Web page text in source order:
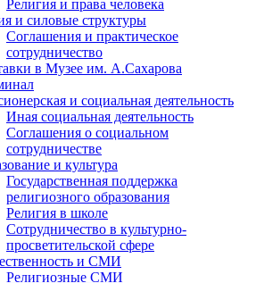
Религия и права человека
и силовые структуры
Соглашения и практическое
сотрудничество
в Музее им. А.Сахарова
и социальная деятельность
Иная социальная деятельность
Соглашения о социальном
сотрудничестве
и культура
Государственная поддержка
религиозного образования
Религия в школе
Сотрудничество в культурно-
просветительской сфере
и СМИ
Религиозные СМИ